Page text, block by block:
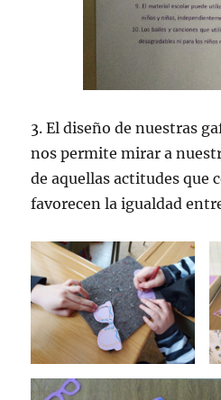
3. El diseño de nuestras
nos permite mirar a
de aquellas actitudes que
favorecen la igualdad